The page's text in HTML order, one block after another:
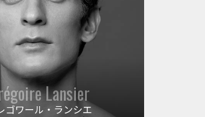
Lansier
ゴワール・ランシエ